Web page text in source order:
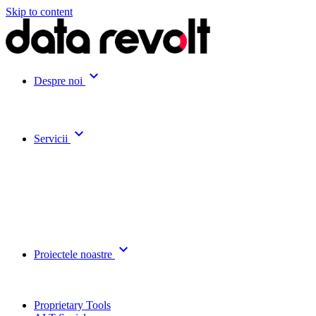
Skip to content
Despre noi expand_more
Servicii expand_more
Proiectele noastre expand_more
Proprietary Tools